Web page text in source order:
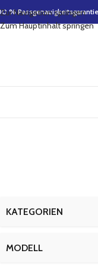
Zur Navigation springen
Zum Hauptinhalt springen
% Passgenauigkeitsgarantie
KATEGORIEN
MODELL